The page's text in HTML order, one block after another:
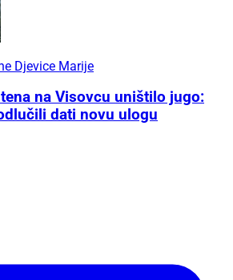
Djevice Marije
na Visovcu uništilo jugo:
dati novu ulogu